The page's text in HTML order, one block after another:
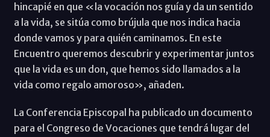
hincapié en que «la vocación nos guía y da un sentido
a la vida, se sitúa como brújula que nos indica hacia
donde vamos y para quién caminamos. En este
Encuentro queremos descubrir y experimentar juntos
que la vida es un don, que hemos sido llamados a la
vida como regalo amoroso», añaden.
La Conferencia Episcopal ha publicado un documento
para el Congreso de Vocaciones que tendrá lugar del